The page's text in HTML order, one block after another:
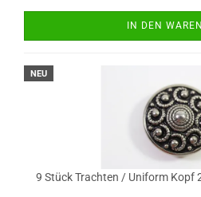
IN DEN
NEU
9 Stück Trachten / Uniform Kopf